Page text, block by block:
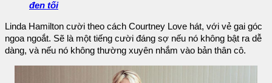
đen tối
Linda Hamilton cười theo cách Courtney Love hát, với vẻ gai góc
ngoa ngoắt. Sẽ là một tiếng cười đáng sợ nếu nó không bật ra dễ
dàng, và nếu nó không thường xuyên nhắm vào bản thân cô.